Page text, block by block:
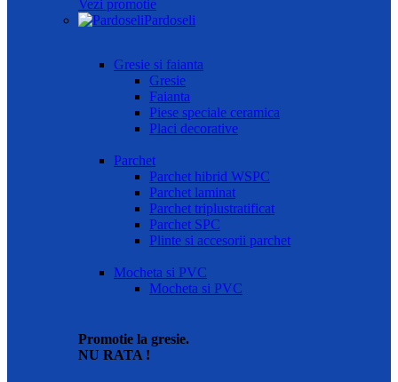
Vezi promotie
Pardoseli
Gresie si faianta
Gresie
Faianta
Piese speciale ceramica
Placi decorative
Parchet
Parchet hibrid WSPC
Parchet laminat
Parchet triplustratificat
Parchet SPC
Plinte si accesorii parchet
Mocheta si PVC
Mocheta si PVC
Promotie la gresie.
NU RATA !